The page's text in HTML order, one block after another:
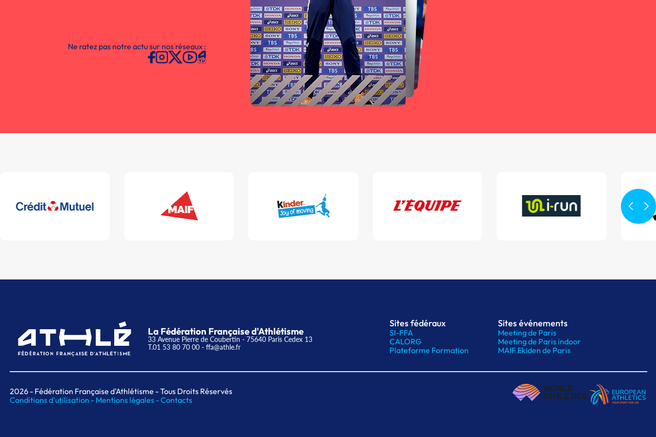
Ne ratez pas notre actu sur nos réseaux :
La Fédération Française d'Athlétisme
33 Avenue Pierre de Coubertin - 75640 Paris Cedex 13
T.01 53 80 70 00 - ffa@athle.fr
Sites fédéraux
SI-FFA
CALORG
Plateforme Formation
Sites événements
Meeting de Paris
Meeting de Paris indoor
MAIF Ekiden de Paris
2026 - Fédération Française d'Athlétisme - Tous Droits Réservés
Conditions d'utilisation - Mentions légales -Contacts